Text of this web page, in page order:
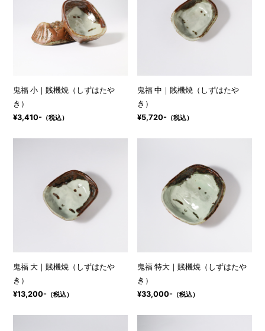
鬼福 小｜賎機焼（しずはたや
き）
¥3,410- （税込）
鬼福 中｜賎機焼（しずはたや
き）
¥5,720- （税込）
鬼福 大｜賎機焼（しずはたや
き）
¥13,200- （税込）
鬼福 特大｜賎機焼（しずはたや
き）
¥33,000- （税込）